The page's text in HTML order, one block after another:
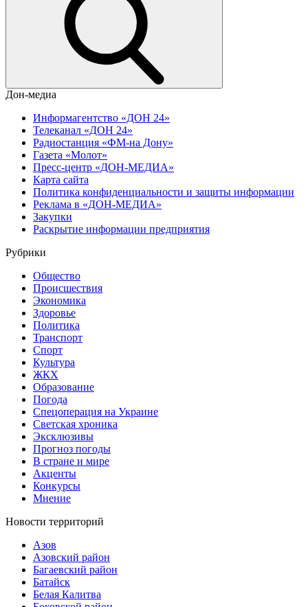
Дон-медиа
Информагентство «ДОН 24»
Телеканал «ДОН 24»
Радиостанция «ФМ-на Дону»
Газета «Молот»
Пресс-центр «ДОН-МЕДИА»
Карта сайта
Политика конфиденциальности и защиты информации
Реклама в «ДОН-МЕДИА»
Закупки
Раскрытие информации предприятия
Рубрики
Общество
Происшествия
Экономика
Здоровье
Политика
Транспорт
Спорт
Культура
ЖКХ
Образование
Погода
Спецоперация на Украине
Светская хроника
Эксклюзивы
Прогноз погоды
В стране и мире
Акценты
Конкурсы
Мнение
Новости территорий
Азов
Азовский район
Багаевский район
Батайск
Белая Калитва